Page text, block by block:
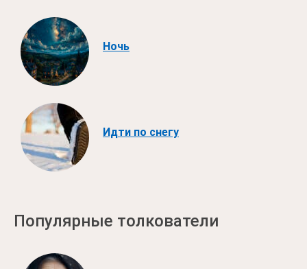
Ночь
Идти по снегу
Популярные толкователи